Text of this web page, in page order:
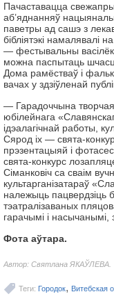
Пачаставацца
аб’яднанняў
паветры ад сашэ з
бібліятэкі намалявалі
— фестывальны васілёк.
можна паспытаць
Дома рамёстваў і
вачах у здзіўленай
— Гарадоччына
юбілейнага
ідэалагічнай работы,
Сярод іх — свята-
прэзентацыяй і
свята-конкурс
Сіманковіч са сваім
культарганізатараў
належыць пацвердзіць
тэатралізаваных
гарачымі і
Фота аўтара.
Автор: Святлана ЯКАЎЛЕВА.
Теги: Городок, Витебская